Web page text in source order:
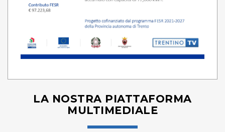
LA NOSTRA PIATTAFORMA
MULTIMEDIALE